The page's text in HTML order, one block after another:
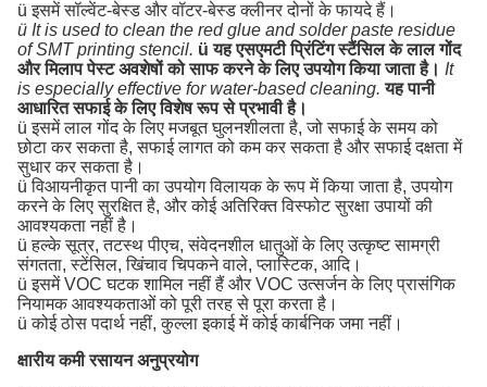
ü इसमें सॉल्वेंट-बेस्ड और वॉटर-बेस्ड क्लीनर दोनों के फायदे हैं।
ü It is used to clean the red glue and solder paste residue
of SMT printing stencil. ü यह एसएमटी प्रिंटिंग स्टैंसिल के लाल गोंद
और मिलाप पेस्ट अवशेषों को साफ करने के लिए उपयोग किया जाता है। It
is especially effective for water-based cleaning. यह पानी
आधारित सफाई के लिए विशेष रूप से प्रभावी है।
ü इसमें लाल गोंद के लिए मजबूत घुलनशीलता है, जो सफाई के समय को
छोटा कर सकता है, सफाई लागत को कम कर सकता है और सफाई दक्षता में
सुधार कर सकता है।
ü विआयनीकृत पानी का उपयोग विलायक के रूप में किया जाता है, उपयोग
करने के लिए सुरक्षित है, और कोई अतिरिक्त विस्फोट सुरक्षा उपायों की
आवश्यकता नहीं है।
ü हल्के सूत्र, तटस्थ पीएच, संवेदनशील धातुओं के लिए उत्कृष्ट सामग्री
संगतता, स्टेंसिल, खिंचाव चिपकने वाले, प्लास्टिक, आदि।
ü इसमें VOC घटक शामिल नहीं हैं और VOC उत्सर्जन के लिए प्रासंगिक
नियामक आवश्यकताओं को पूरी तरह से पूरा करता है।
ü कोई ठोस पदार्थ नहीं, कुल्ला इकाई में कोई कार्बनिक जमा नहीं।
क्षारीय कमी रसायन अनुप्रयोग